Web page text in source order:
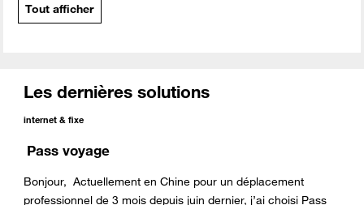
Tout afficher
Les dernières solutions
internet & fixe
Pass voyage
Bonjour, Actuellement en Chine pour un déplacement
professionnel de 3 mois depuis juin dernier, j’ai choisi Pass